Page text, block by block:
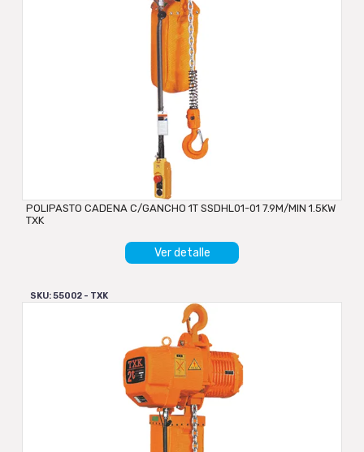
POLIPASTO CADENA C/GANCHO 1T SSDHL01-01 7.9M/MIN 1.5KW
TXK
Ver detalle
SKU: 55002 - TXK